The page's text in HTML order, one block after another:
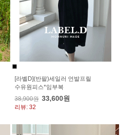
[라벨D](반팔)세일러 언발프릴
수유원피스*임부복
38,900원 33,600원
리뷰: 32